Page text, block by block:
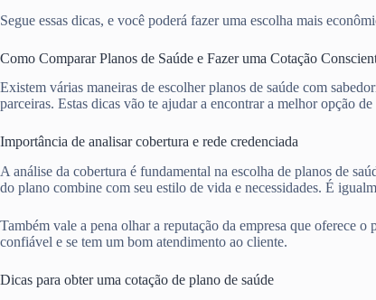
Segue essas dicas, e você poderá fazer uma escolha mais
Como Comparar Planos de Saúde e Fazer uma Cotação
Existem várias maneiras de escolher planos de saúde com
parceiras. Estas dicas vão te ajudar a encontrar a melhor opção de
Importância de analisar cobertura e rede credenciada
A análise da cobertura é fundamental na escolha de planos de
do plano combine com seu estilo de vida e necessidades. É
Também vale a pena olhar a reputação da empresa que oferece
confiável e se tem um bom atendimento ao cliente.
Dicas para obter uma cotação de plano de saúde